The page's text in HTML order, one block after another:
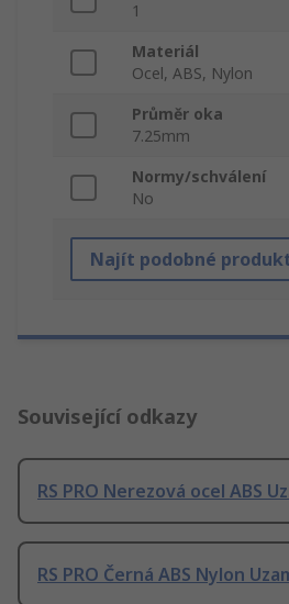
1
Materiál
Ocel, ABS, Nylon
Průměr oka
7.25mm
Normy/schválení
No
Najít podobné
Související odkazy
RS PRO Nerezová ocel ABS
RS PRO Černá ABS Nylon